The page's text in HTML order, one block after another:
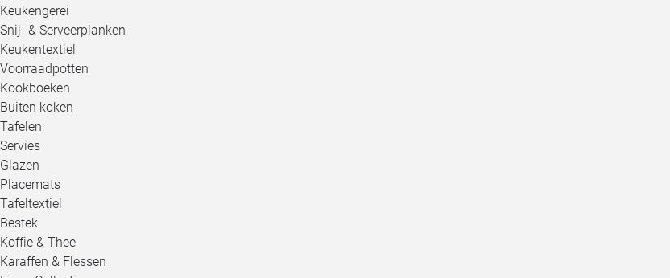
Keukengerei
Snij- & Serveerplanken
Keukentextiel
Voorraadpotten
Kookboeken
Buiten koken
Tafelen
Servies
Glazen
Placemats
Tafeltextiel
Bestek
Koffie & Thee
Karaffen & Flessen